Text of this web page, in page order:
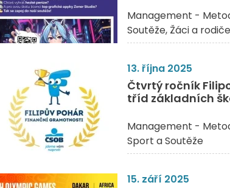
Management -
Soutěže Žáci a
13. října 2025
Čtvrtý ročník
tříd základních
Management -
Sport a Soutěže
15. září 2025